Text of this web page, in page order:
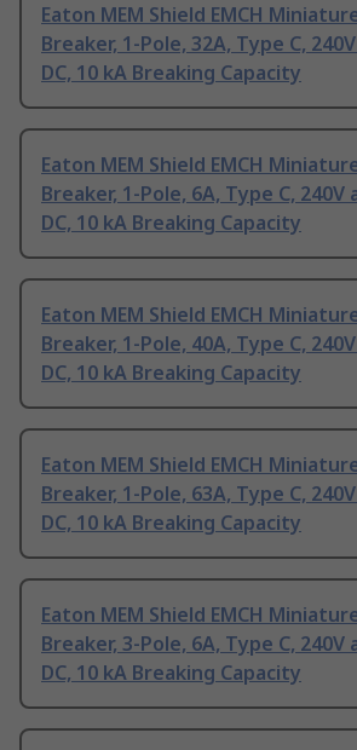
Eaton MEM Shield EMCH
Breaker, 1-Pole, 32A, Type C,
DC, 10 kA Breaking Capacity
Eaton MEM Shield EMCH
Breaker, 1-Pole, 6A, Type C, 240V
DC, 10 kA Breaking Capacity
Eaton MEM Shield EMCH
Breaker, 1-Pole, 40A, Type C,
DC, 10 kA Breaking Capacity
Eaton MEM Shield EMCH
Breaker, 1-Pole, 63A, Type C,
DC, 10 kA Breaking Capacity
Eaton MEM Shield EMCH
Breaker, 3-Pole, 6A, Type C, 240V
DC, 10 kA Breaking Capacity